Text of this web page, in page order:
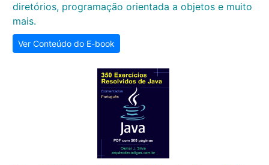
diretórios, programação orientada a objetos e muito
mais.
Ver Conteúdo do E-book